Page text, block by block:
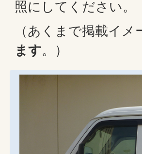
照にしてください。
（あくまで掲載イメ
ます。）